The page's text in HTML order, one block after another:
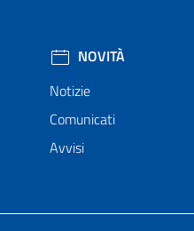
NOVITÀ
Notizie
Comunicati
Avvisi